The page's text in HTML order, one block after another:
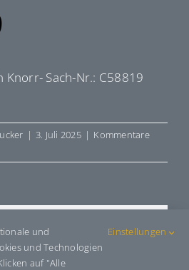
Knorr- Sach-Nr.: C58819
| 3. Juli 2025 | Kommentare
Choose Your
und
und Technologien
auf "Alle
Einstellungen